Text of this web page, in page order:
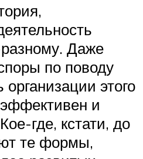
Даже
по поводу
организации этого
и
где, кстати, до
те формы,